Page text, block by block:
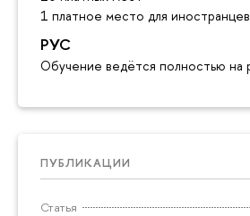
1 платное место для иностранцев
РУС
Обучение ведётся полностью на
ПУБЛИКАЦИИ
Статья